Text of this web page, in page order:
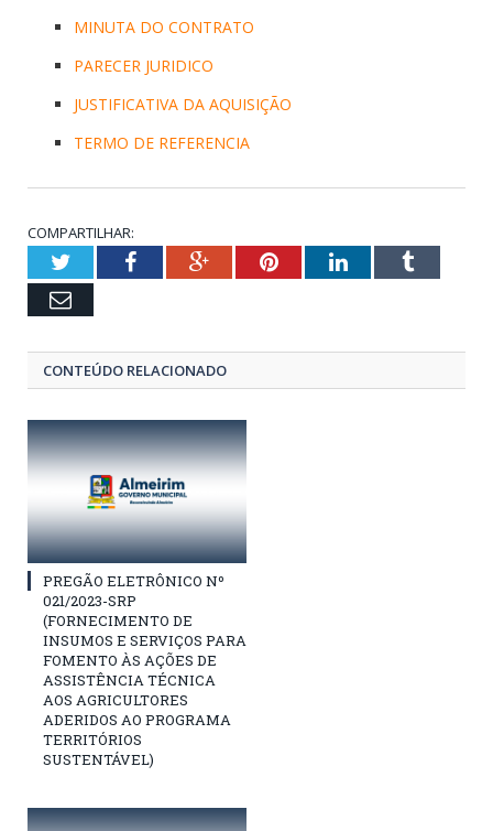
MINUTA DO CONTRATO
PARECER JURIDICO
JUSTIFICATIVA DA AQUISIÇÃO
TERMO DE REFERENCIA
COMPARTILHAR:
TwitterFacebookGoogle+PinterestLinkedInTumblr
Email
CONTEÚDO RELACIONADO
PREGÃO ELETRÔNICO Nº
021/2023-SRP
(FORNECIMENTO DE
INSUMOS E SERVIÇOS PARA
FOMENTO ÀS AÇÕES DE
ASSISTÊNCIA TÉCNICA
AOS AGRICULTORES
ADERIDOS AO PROGRAMA
TERRITÓRIOS
SUSTENTÁVEL)